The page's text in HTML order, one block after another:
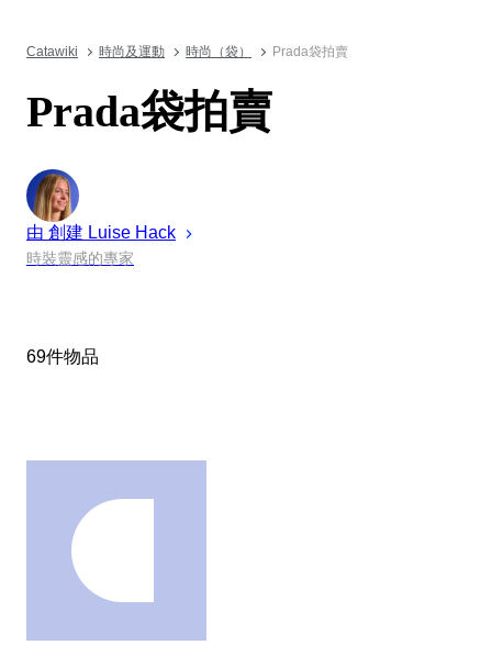
Catawiki 時尚及運動 時尚（袋） Prada袋拍賣
Prada袋拍賣
由 創建 Luise Hack
時裝靈感的專家
69件物品